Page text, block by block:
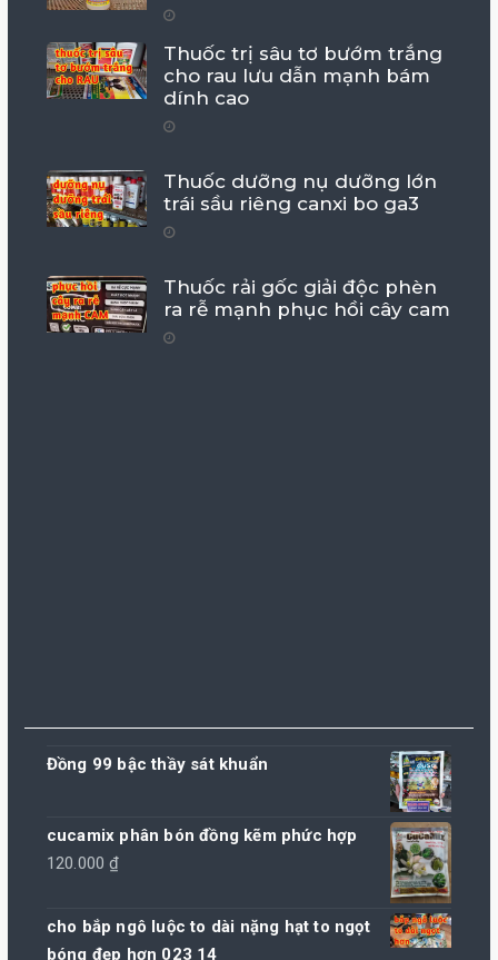
Thuốc trị sâu tơ bướm trắng
cho rau lưu dẫn mạnh bám
dính cao
Thuốc dưỡng nụ dưỡng lớn
trái sầu riêng canxi bo ga3
Thuốc rải gốc giải độc phèn
ra rễ mạnh phục hồi cây cam
Đồng 99 bậc thầy sát khuẩn
cucamix phân bón đồng kẽm phức hợp
120.000₫
cho bắp ngô luộc to dài nặng hạt to ngọt
bóng đẹp hơn 023 14